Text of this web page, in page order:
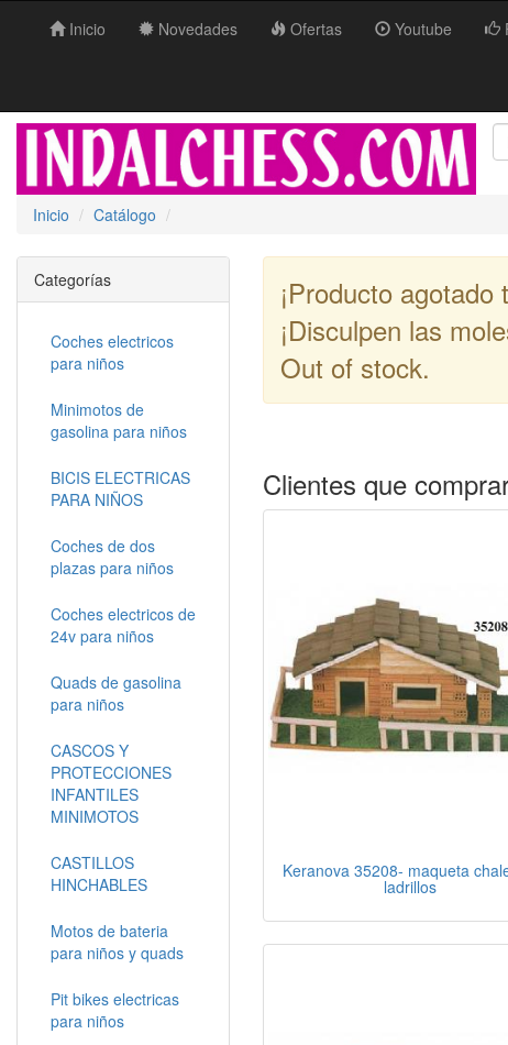
Inicio Novedades Ofertas Youtube
Inicio Catálogo
¡Producto
¡Disculpen las
Out of stock.
Clientes que
Keranova 35208- maqueta
ladrillos
Categorías
Coches electricos
para niños
Minimotos de
gasolina para niños
BICIS ELECTRICAS
PARA NIÑOS
Coches de dos
plazas para niños
Coches electricos de
24v para niños
Quads de gasolina
para niños
CASCOS Y
PROTECCIONES
INFANTILES
MINIMOTOS
CASTILLOS
HINCHABLES
Motos de bateria
para niños y quads
Pit bikes electricas
para niños